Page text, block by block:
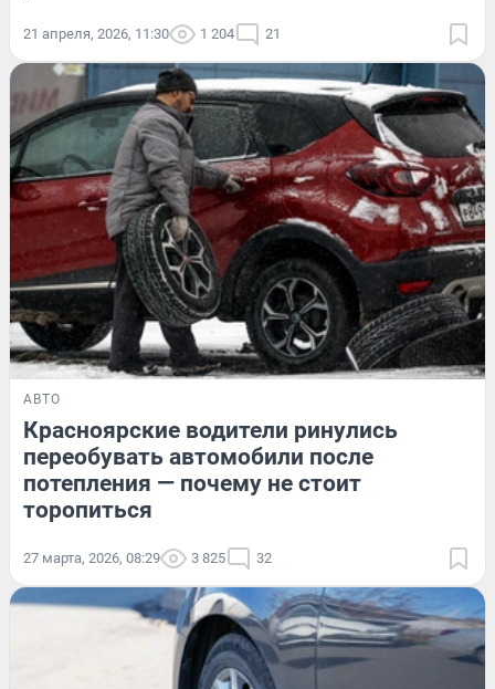
21 апреля, 2026, 11:30 1 204 21
АВТО
Красноярские водители ринулись
переобувать автомобили после
потепления — почему не стоит
торопиться
27 марта, 2026, 08:29 3 825 32